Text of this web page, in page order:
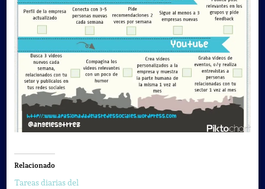
Relacionado
Tareas diarias del